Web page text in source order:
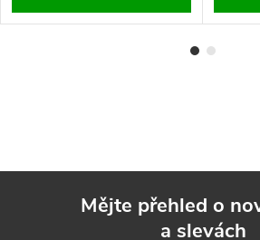
Mějte přehled o
a slevách